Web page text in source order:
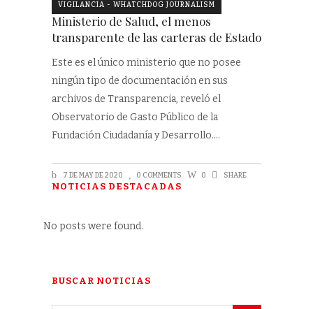
VIGILANCIA - WHATCHDOG JOURNALISM
Ministerio de Salud, el menos
transparente de las carteras de Estado
Este es el único ministerio que no posee
ningún tipo de documentación en sus
archivos de Transparencia, reveló el
Observatorio de Gasto Público de la
Fundación Ciudadanía y Desarrollo.
7 DE MAY DE 2020 0 COMMENTS 0 SHARE
NOTICIAS DESTACADAS
No posts were found.
BUSCAR NOTICIAS